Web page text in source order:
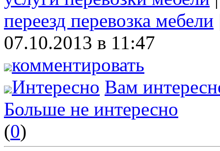
переезд перевозка мебели
07.10.2013 в 11:47
комментировать
Интересно Вам
Больше не интересно
(0)